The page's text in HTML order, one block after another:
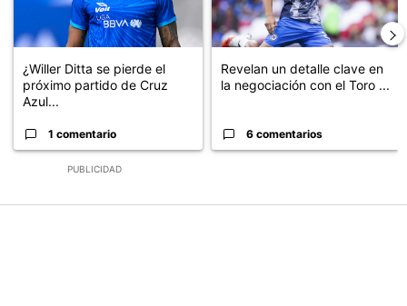
PUBLICIDAD
¿Willer Ditta se pierde el
próximo partido de Cruz
Azul...
1 comentario
Revelan un detalle clave en
la negociación con el Toro ...
6 comentarios